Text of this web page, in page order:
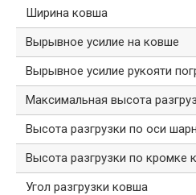
Ширина ковша
Вырывное усилие на ковше
Вырывное усилие рукояти
Максимальная высота
Высота разгрузки по оси
Высота разгрузки по кромке
Угол разгрузки ковша